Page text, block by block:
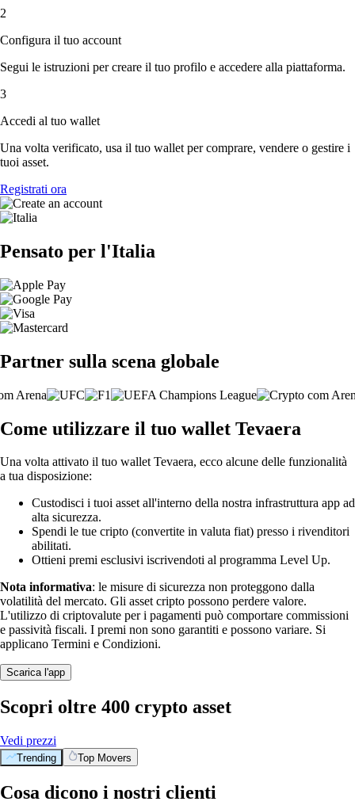
2
Configura il tuo account
Segui le istruzioni per creare il tuo profilo e accedere alla piattaforma.
3
Accedi al tuo wallet
Una volta verificato, usa il tuo wallet per comprare, vendere o gestire i
tuoi asset.
Registrati ora
Pensato per l'Italia
Partner sulla scena globale
Come utilizzare il tuo wallet Tevaera
Una volta attivato il tuo wallet Tevaera, ecco alcune delle funzionalità
a tua disposizione:
Custodisci i tuoi asset all'interno della nostra infrastruttura app ad
alta sicurezza.
Spendi le tue cripto (convertite in valuta fiat) presso i rivenditori
abilitati.
Ottieni premi esclusivi iscrivendoti al programma Level Up.
Nota informativa: le misure di sicurezza non proteggono dalla
volatilità del mercato. Gli asset cripto possono perdere valore.
L'utilizzo di criptovalute per i pagamenti può comportare commissioni
e passività fiscali. I premi non sono garantiti e possono variare. Si
applicano Termini e Condizioni.
Scarica l'app
Scopri oltre 400 crypto asset
Vedi prezzi
Trending Top Movers
Cosa dicono i nostri clienti